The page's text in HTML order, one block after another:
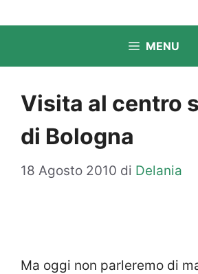
MENU
Visita al centro
di Bologna
18 Agosto 2010 di Delania
Ma oggi non parleremo di